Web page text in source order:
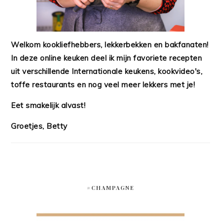
Welkom kookliefhebbers, lekkerbekken en bakfanaten!
In deze online keuken deel ik mijn favoriete recepten
uit verschillende Internationale keukens, kookvideo's,
toffe restaurants en nog veel meer lekkers met je!
Eet smakelijk alvast!
Groetjes, Betty
#CHAMPAGNE